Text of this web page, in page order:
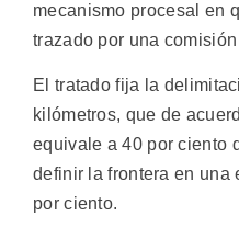
mecanismo procesal en
trazado por una
El tratado fija la
kilómetros, que de
equivale a 40 por ciento
definir la frontera en una
por ciento.